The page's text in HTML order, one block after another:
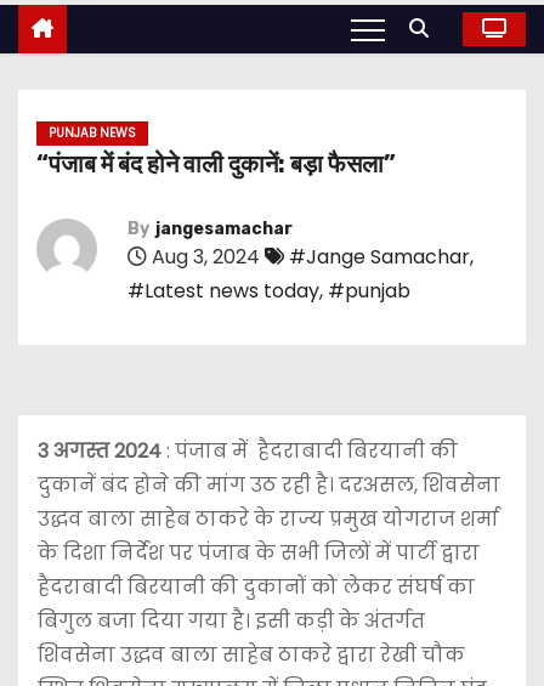
PUNJAB NEWS
“पंजाब में बंद होने वाली दुकानें: बड़ा फैसला”
By jangesamachar
Aug 3, 2024 #Jange Samachar,
#Latest news today, #punjab
3 अगस्त 2024: पंजाब में हैदराबादी बिरयानी की
दुकानें बंद होने की मांग उठ रही है। दरअसल, शिवसेना
उद्धव बाला साहेब ठाकरे के राज्य प्रमुख योगराज शर्मा
के दिशा निर्देश पर पंजाब के सभी जिलों में पार्टी द्वारा
हैदराबादी बिरयानी की दुकानों को लेकर संघर्ष का
बिगुल बजा दिया गया है। इसी कड़ी के अंतर्गत
शिवसेना उद्धव बाला साहेब ठाकरे द्वारा रेखी चौक